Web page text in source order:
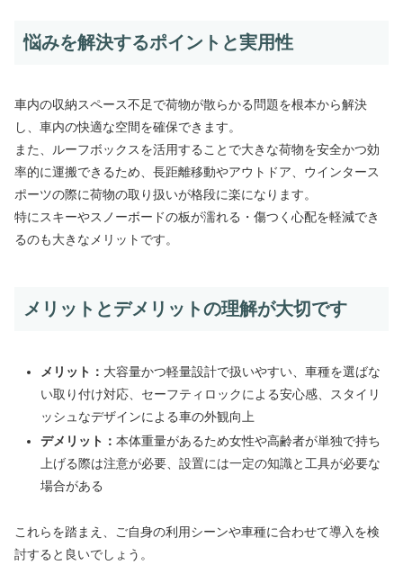
悩みを解決するポイントと実用性
車内の収納スペース不足で荷物が散らかる問題を根本から解決
し、車内の快適な空間を確保できます。
また、ルーフボックスを活用することで大きな荷物を安全かつ効
率的に運搬できるため、長距離移動やアウトドア、ウインタース
ポーツの際に荷物の取り扱いが格段に楽になります。
特にスキーやスノーボードの板が濡れる・傷つく心配を軽減でき
るのも大きなメリットです。
メリットとデメリットの理解が大切です
メリット： 大容量かつ軽量設計で扱いやすい、車種を選ばな
い取り付け対応、セーフティロックによる安心感、スタイリ
ッシュなデザインによる車の外観向上
デメリット： 本体重量があるため女性や高齢者が単独で持ち
上げる際は注意が必要、設置には一定の知識と工具が必要な
場合がある
これらを踏まえ、ご自身の利用シーンや車種に合わせて導入を検
討すると良いでしょう。